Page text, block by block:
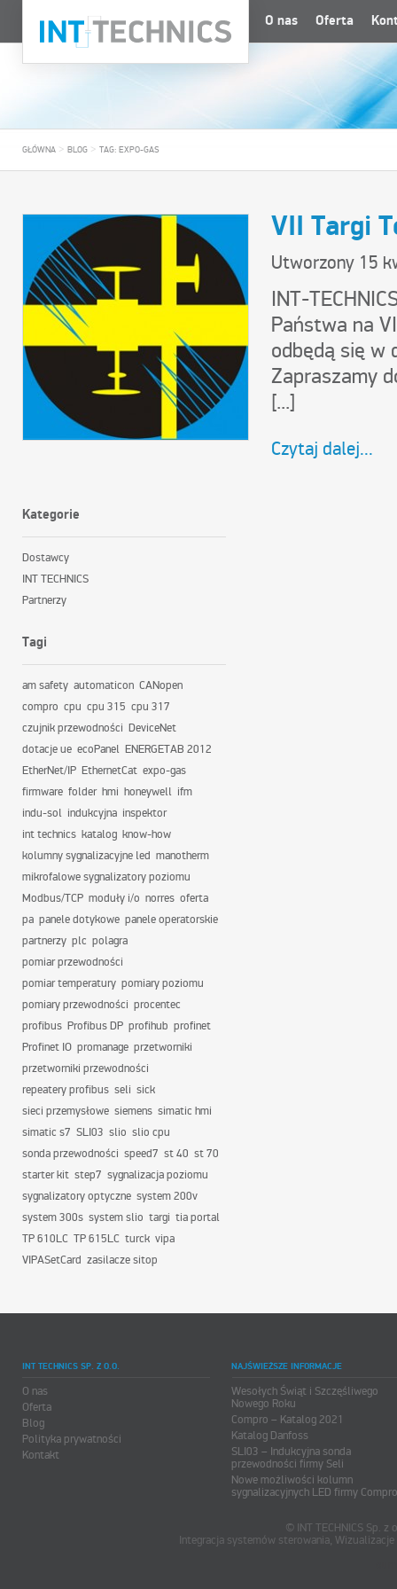
O nas Oferta
GŁÓWNA > BLOG > TAG: EXPO-GAS
VII Targi
Utworzony 15
INT-
Państwa na
odbędą się w
Zapraszamy
[...]
Czytaj dalej...
Kategorie
Dostawcy
INT TECHNICS
Partnerzy
Tagi
am safety automaticon CANopen
compro cpu cpu 315 cpu 317
czujnik przewodności DeviceNet
dotacje ue ecoPanel ENERGETAB 2012
EtherNet/IP EthernetCat expo-gas
firmware folder hmi honeywell ifm
indu-sol indukcyjna inspektor
int technics katalog know-how
kolumny sygnalizacyjne led manotherm
mikrofalowe sygnalizatory poziomu
Modbus/TCP moduły i/o norres oferta
pa panele dotykowe panele operatorskie
partnerzy plc polagra
pomiar przewodności
pomiar temperatury pomiary poziomu
pomiary przewodności procentec
profibus Profibus DP profihub profinet
Profinet IO promanage przetworniki
przetworniki przewodności
repeatery profibus seli sick
sieci przemysłowe siemens simatic hmi
simatic s7 SLI03 slio slio cpu
sonda przewodności speed7 st 40 st 70
starter kit step7 sygnalizacja poziomu
sygnalizatory optyczne system 200v
system 300s system slio targi tia portal
TP 610LC TP 615LC turck vipa
VIPASetCard zasilacze sitop
INT TECHNICS SP. Z O.O.
O nas
Oferta
Blog
Polityka prywatności
Kontakt
NAJŚWIEŻSZE INFORMACJE
Wesołych Świąt i Szczęśliwego
Nowego Roku
Compro – Katalog 2021
Katalog Danfoss
SLI03 – Indukcyjna sonda
przewodności firmy Seli
Nowe możliwości kolumn
sygnalizacyjnych LED firmy
© INT TECHNICS Sp.
Integracja systemów sterowania,